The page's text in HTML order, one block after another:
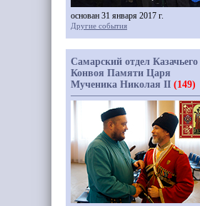
основан 31 января 2017 г.
Другие события
Самарский отдел Казачьего
Конвоя Памяти Царя
Мученика Николая II (149)